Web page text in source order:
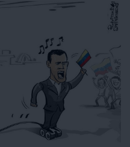
promiscuidades
cidadãos europeus e
por
da arbitrariedade